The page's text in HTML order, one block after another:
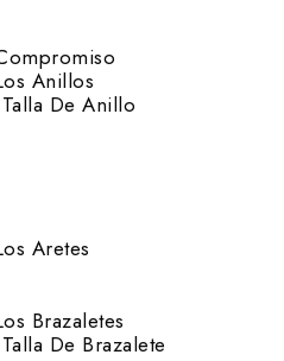
Anillos
De Anillo
Aretes
Brazaletes
De Brazalete